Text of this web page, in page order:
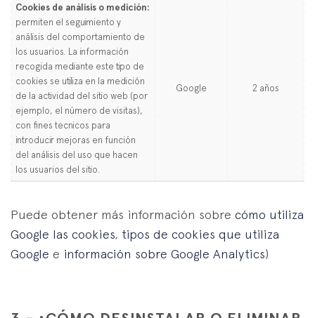
Cookies de análisis o medición:
permiten el seguimiento y
análisis del comportamiento de
los usuarios. La información
recogida mediante este tipo de
cookies se utiliza en la medición
de la actividad del sitio web (por
ejemplo, el número de visitas),
con fines tecnicos para
introducir mejoras en función
del análisis del uso que hacen
los usuarios del sitio.
Google 2 años
Puede obtener más información sobre cómo utiliza
Google las cookies, tipos de cookies que utiliza
Google e información sobre Google Analytics)